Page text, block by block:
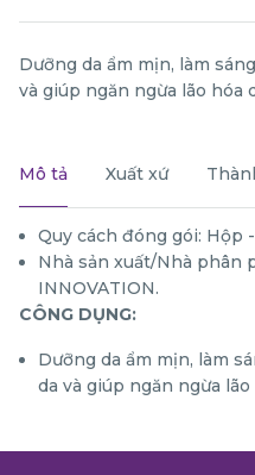
Dưỡng da ẩm mịn, làm
và giúp ngăn ngừa lão hóa
Mô tả Xuất xứ
Quy cách đóng gói: Hộp
Nhà sản xuất/Nhà phân
INNOVATION.
CÔNG DỤNG:
Dưỡng da ẩm mịn, làm
da và giúp ngăn ngừa lão